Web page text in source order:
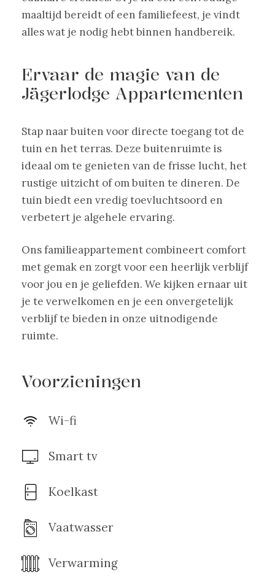
maaltijd bereidt of een familiefeest, je vindt
alles wat je nodig hebt binnen handbereik.
Ervaar de magie van de
Jägerlodge Appartementen
Stap naar buiten voor directe toegang tot de
tuin en het terras. Deze buitenruimte is
ideaal om te genieten van de frisse lucht, het
rustige uitzicht of om buiten te dineren. De
tuin biedt een vredig toevluchtsoord en
verbetert je algehele ervaring.
Ons familieappartement combineert comfort
met gemak en zorgt voor een heerlijk verblijf
voor jou en je geliefden. We kijken ernaar uit
je te verwelkomen en je een onvergetelijk
verblijf te bieden in onze uitnodigende
ruimte.
Voorzieningen
Wi-fi
Smart tv
Koelkast
Vaatwasser
Verwarming